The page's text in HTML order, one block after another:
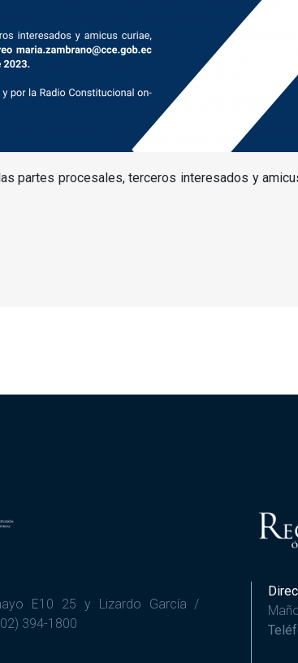
partes procesales, terceros interesados ​​y
E10 25 y Lizardo García /
394-1800